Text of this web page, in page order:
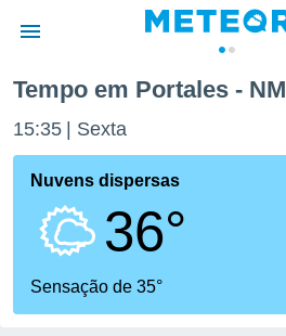
da
foi
fornecidas
a este
das
Tempo em Portales - NM
15:35 Sexta
Nuvens dispersas
36°
Sensação de 35°